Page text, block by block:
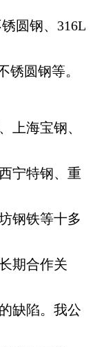
圆钢、316L
锈圆钢等。
海宝钢、
宁特钢、重
钢铁等十多
期合作关
缺陷。我公